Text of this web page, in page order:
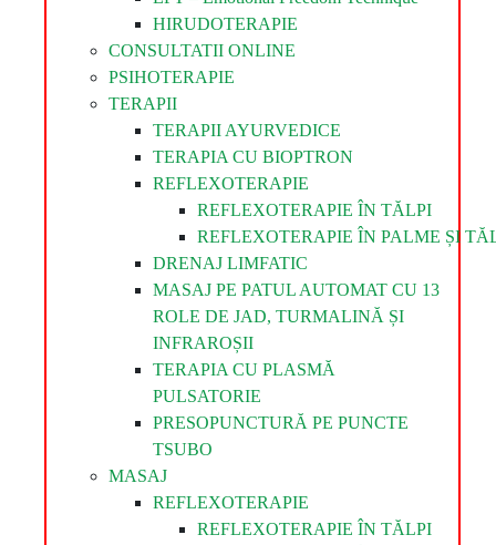
HIRUDOTERAPIE
CONSULTATII ONLINE
PSIHOTERAPIE
TERAPII
TERAPII AYURVEDICE
TERAPIA CU BIOPTRON
REFLEXOTERAPIE
REFLEXOTERAPIE ÎN TĂLPI
REFLEXOTERAPIE ÎN PALME ȘI
DRENAJ LIMFATIC
MASAJ PE PATUL AUTOMAT CU 13
ROLE DE JAD, TURMALINĂ ȘI
INFRAROȘII
TERAPIA CU PLASMĂ
PULSATORIE
PRESOPUNCTURĂ PE PUNCTE
TSUBO
MASAJ
REFLEXOTERAPIE
REFLEXOTERAPIE ÎN TĂLPI